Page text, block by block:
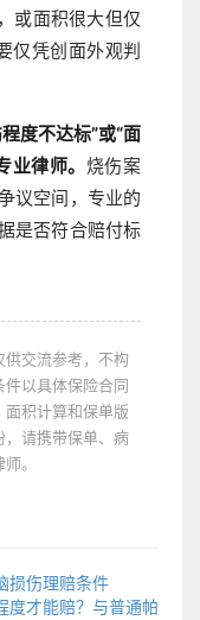
或面积很大但仅
仅凭创面外观判
度不达标”或“面
律师。 烧伤案
议空间，专业的
是否符合赔付标
交流参考，不构
以具体保险合同
积计算和保单版
，请携带保单、病
。
损伤理赔条件
度才能赔？与普通帕